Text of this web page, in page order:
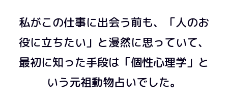
私がこの仕事に出会う前も、「人のお
役に立ちたい」と漫然に思っていて、
最初に知った手段は「個性心理学」と
いう元祖動物占いでした。